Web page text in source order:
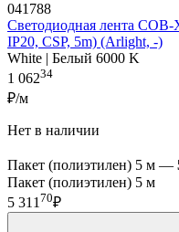
041788
Светодиодная лента
IP20, CSP, 5m) (Arlight, -)
White | Белый 6000 K
1 06234
₽/м
Нет в наличии
Пакет (полиэтилен) 5 м —
Пакет (полиэтилен) 5 м
5 31170₽